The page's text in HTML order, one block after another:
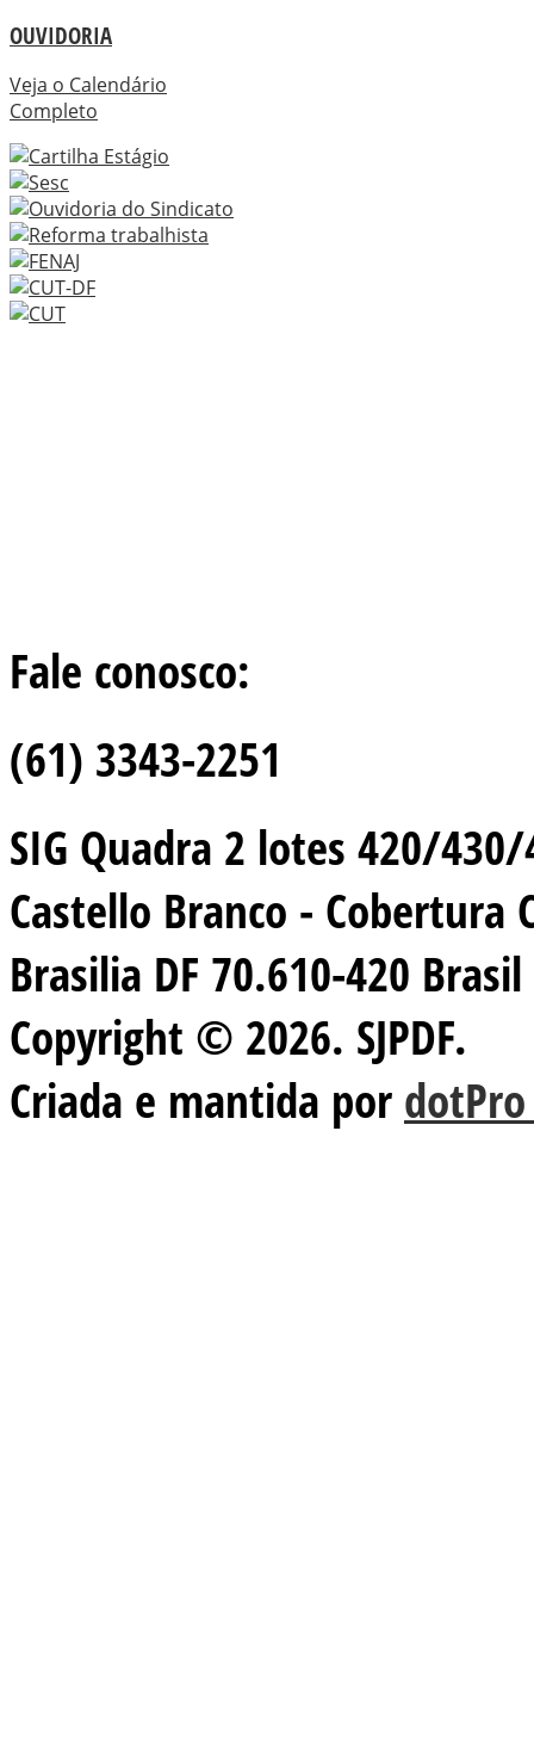
OUVIDORIA
Veja o Calendário
Completo
Fale conosco:
(61) 3343-2251
SIG Quadra 2 lotes 420/
Castello Branco - Cobertura
Brasilia DF 70.610-420 Brasil
Copyright © 2026. SJPDF.
Criada e mantida por